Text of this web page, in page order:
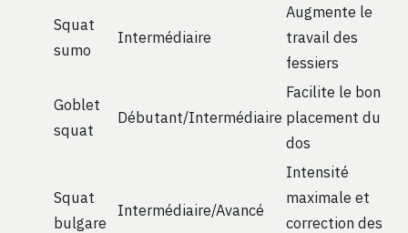
Squat
sumo
Intermédiaire
Augmente le
travail des
fessiers
Goblet
squat
Débutant/Intermédiaire
Facilite le bon
placement du
dos
Squat
bulgare
Intermédiaire/Avancé
Intensité
maximale et
correction des